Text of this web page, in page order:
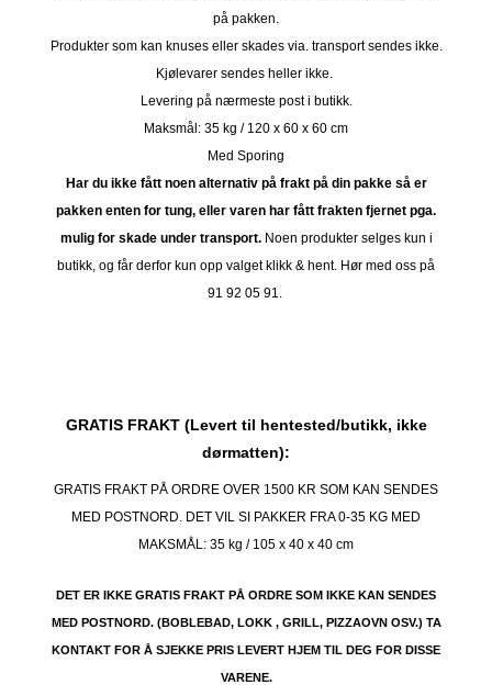
på pakken.
Produkter som kan knuses eller skades via. transport sendes ikke.
Kjølevarer sendes heller ikke.
Levering på nærmeste post i butikk.
Maksmål: 35 kg / 120 x 60 x 60 cm
Med Sporing
Har du ikke fått noen alternativ på frakt på din pakke så er
pakken enten for tung, eller varen har fått frakten fjernet pga.
mulig for skade under transport.Noen produkter selges kun i
butikk, og får derfor kun opp valget klikk & hent. Hør med oss på
91 92 05 91.
GRATIS FRAKT (Levert til hentested/butikk, ikke
dørmatten):
GRATIS FRAKT PÅ ORDRE OVER 1500 KR SOM KAN SENDES
MED POSTNORD. DET VIL SI PAKKER FRA 0-35 KG MED
MAKSMÅL: 35 kg / 105 x 40 x 40 cm
DET ER IKKE GRATIS FRAKT PÅ ORDRE SOM IKKE KAN SENDES
MED POSTNORD. (BOBLEBAD, LOKK , GRILL, PIZZAOVN OSV.) TA
KONTAKT FOR Å SJEKKE PRIS LEVERT HJEM TIL DEG FOR DISSE
VARENE.